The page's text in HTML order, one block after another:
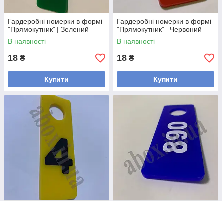
Гардеробні номерки в формі
"Прямокутник" | Зелений
В наявності
18 ₴
Купити
Гардеробні номерки в формі
"Прямокутник" | Червоний
В наявності
18 ₴
Купити